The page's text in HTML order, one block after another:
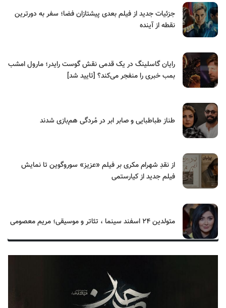
جزئیات جدید از فیلم بعدی پیشتازان فضا؛ سفر به دورترین
نقطه از آینده
رایان گاسلینگ در یک قدمی نقش گوست رایدر؛ مارول امشب
بمب خبری را منفجر می‌کند؟ [تایید شد]
طناز طباطبایی و صابر ابر در مُردگی هم‌بازی شدند
از نقدِ شهرام مکری بر فیلم «عزیز» سوروگوین تا نمایش
فیلم جدید از کیارستمی
متولدین ۲۴ اسفند سینما ، تئاتر و موسیقی؛ مریم معصومی